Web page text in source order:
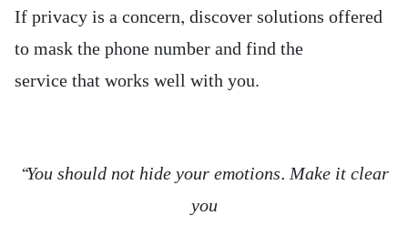
If privacy is a concern, discover solutions offered
to mask the phone number and find the
service that works well with you.
“You should not hide your emotions. Make it clear
you